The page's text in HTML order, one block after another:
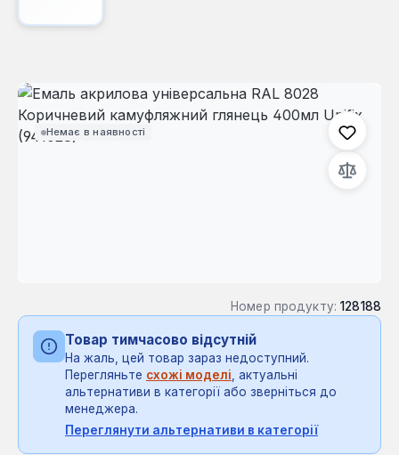
Немає в наявності
Пропустити галерею зображень
Номер продукту: 128188
Товар тимчасово відсутній
На жаль, цей товар зараз недоступний.
Перегляньте схожі моделі, актуальні
альтернативи в категорії або зверніться до
менеджера.
Переглянути альтернативи в категорії